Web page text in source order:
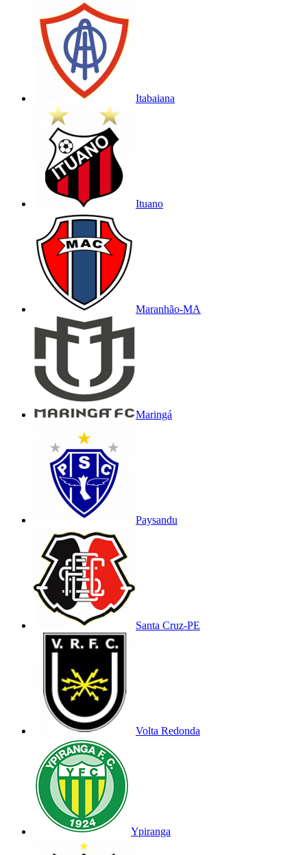
Itabaiana
Ituano
Maranhão-MA
Maringá
Paysandu
Santa Cruz-PE
Volta Redonda
Ypiranga